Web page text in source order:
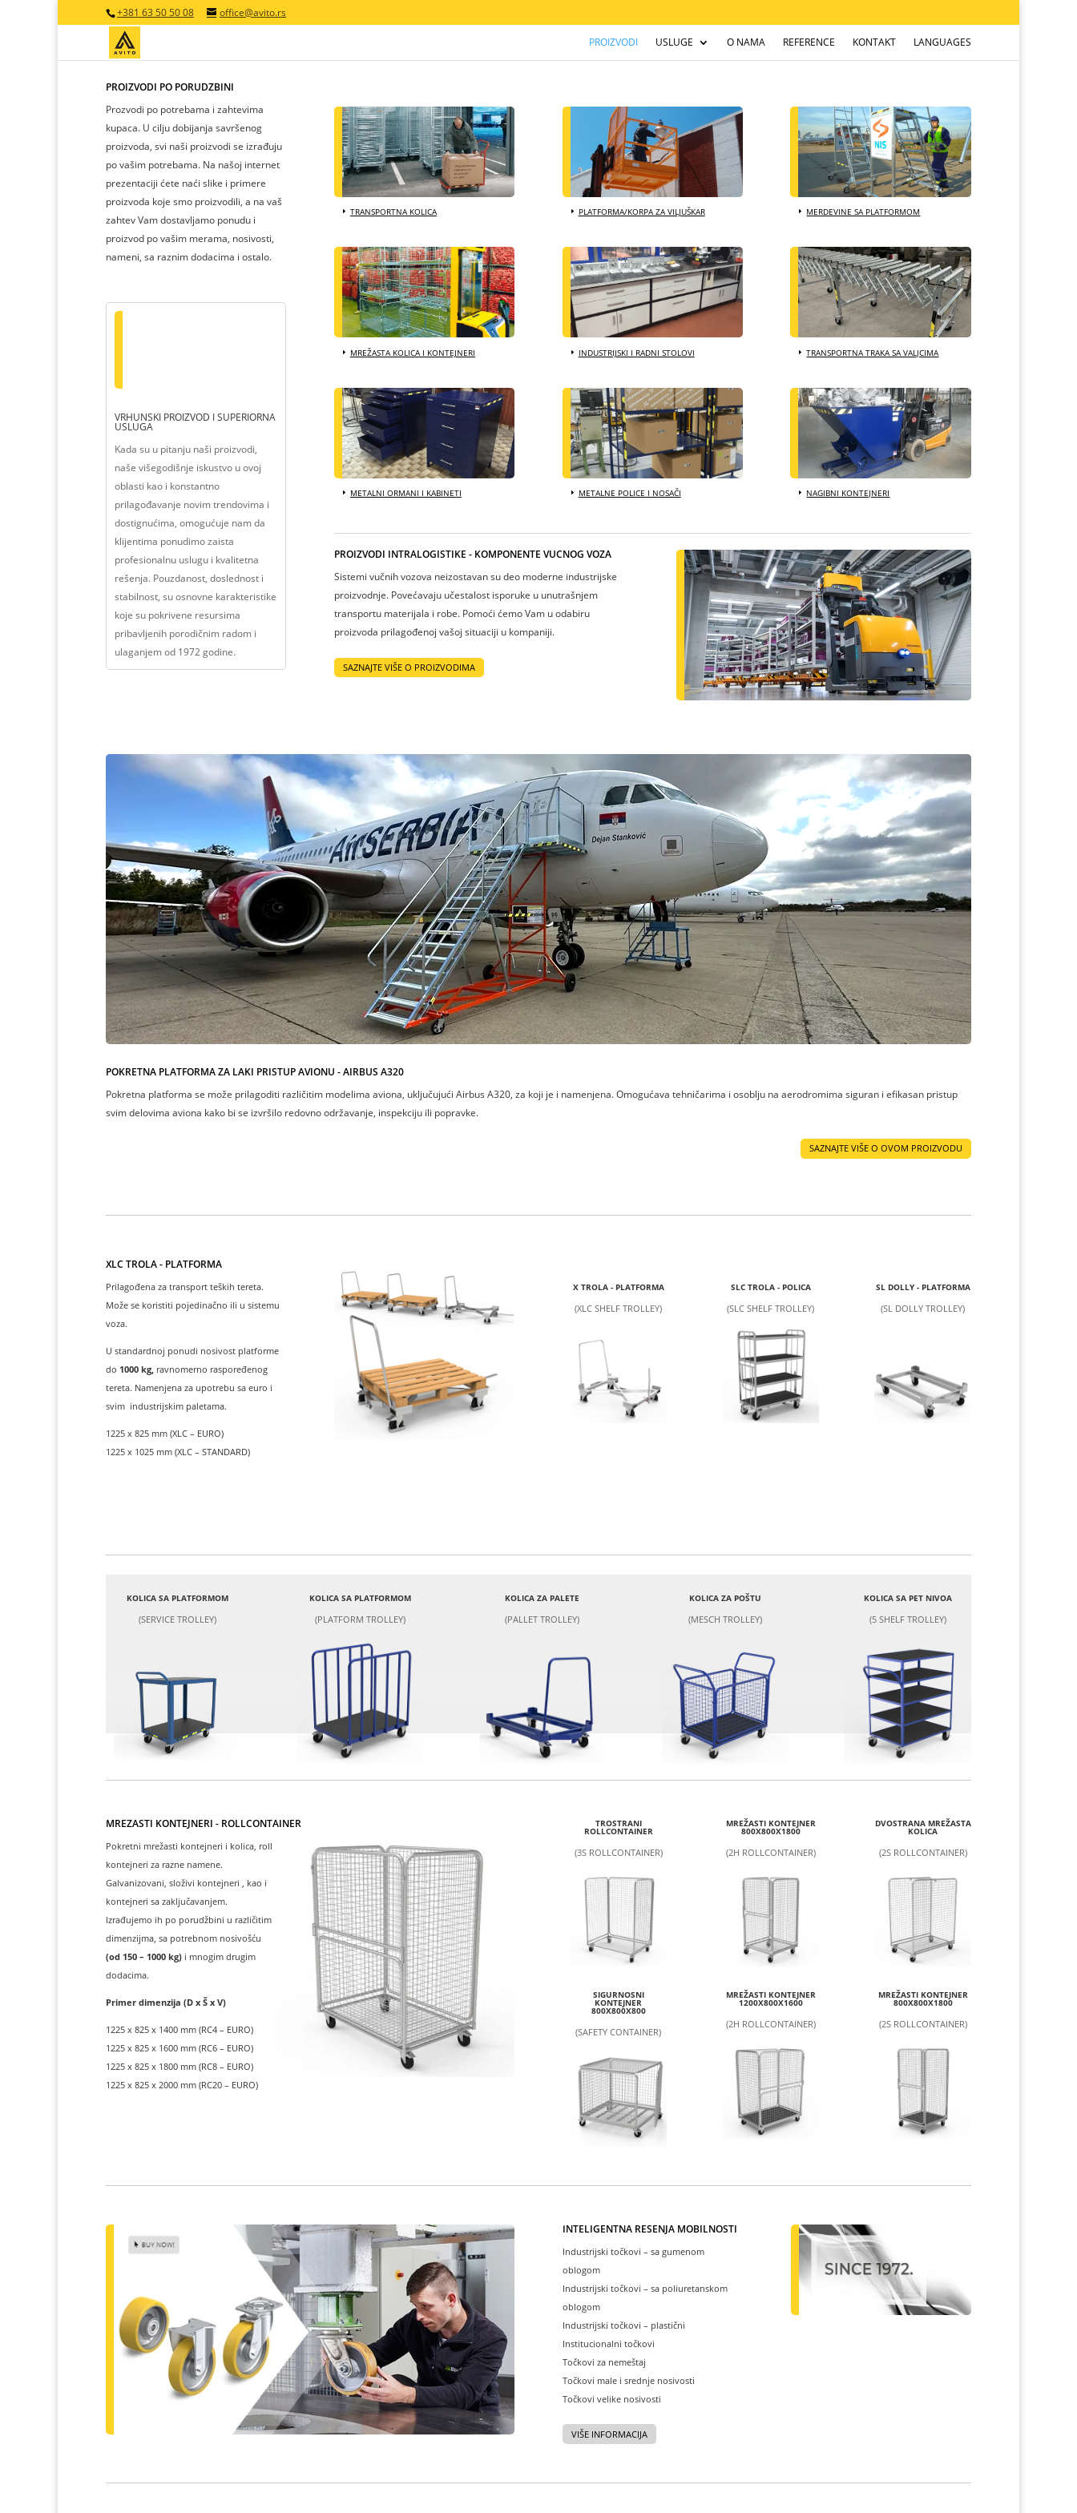
+381 63 50 50 08 office@avito.rs
PROIZVODI USLUGE O NAMA REFERENCE KONTAKT LANGUAGES
PROIZVODI PO PORUDŽBINI
Prozvodi po potrebama i zahtevima
kupaca. U cilju dobijanja savršenog
proizvoda, svi naši proizvodi se izrađuju
po vašim potrebama. Na našoj internet
prezentaciji ćete naći slike i primere
proizvoda koje smo proizvodili, a na vaš
zahtev Vam dostavljamo ponudu i
proizvod po vašim merama, nosivosti,
nameni, sa raznim dodacima i ostalo.
VRHUNSKI PROIZVOD I SUPERIORNA
USLUGA
Kada su u pitanju naši proizvodi,
naše višegodišnje iskustvo u ovoj
oblasti kao i konstantno
prilagođavanje novim trendovima i
dostignućima, omogućuje nam da
klijentima ponudimo zaista
profesionalnu uslugu i kvalitetna
rešenja. Pouzdanost, doslednost i
stabilnost, su osnovne karakteristike
koje su pokrivene resursima
pribavljenih porodičnim radom i
ulaganjem od 1972 godine.
TRANSPORTNA KOLICA
MREŽASTA KOLICA I KONTEJNERI
PLATFORMA/KORPA ZA VILJUŠKAR
INDUSTRIJSKI I RADNI STOLOVI
MERDEVINE SA PLATFORMOM
TRANSPORTNA TRAKA SA VALJCIMA
METALNI ORMANI I KABINETI METALNE POLICE I NOSAČI NAGIBNI KONTEJNERI
PROIZVODI INTRALOGISTIKE - KOMPONENTE VUČNOG VOZA
Sistemi vučnih vozova neizostavan su deo moderne industrijske
proizvodnje. Povećavaju učestalost isporuke u unutrašnjem
transportu materijala i robe. Pomoći ćemo Vam u odabiru
proizvoda prilagođenoj vašoj situaciji u kompaniji.
SAZNAJTE VIŠE O PROIZVODIMA
POKRETNA PLATFORMA ZA LAKI PRISTUP AVIONU - AIRBUS A320
Pokretna platforma se može prilagoditi različitim modelima aviona, uključujući Airbus A320, za koji je i namenjena. Omogućava tehničarima i osoblju na aerodromima siguran i efikasan pristup
svim delovima aviona kako bi se izvršilo redovno održavanje, inspekciju ili popravke.
SAZNAJTE VIŠE O OVOM PROIZVODU
XLC TROLA - PLATFORMA
Prilagođena za transport teških tereta.
Može se koristiti pojedinačno ili u sistemu
voza.
U standardnoj ponudi nosivost platforme
do 1000 kg, ravnomerno raspoređenog
tereta. Namenjena za upotrebu sa euro i
svim industrijskim paletama.
1225 x 825 mm (XLC – EURO)
1225 x 1025 mm (XLC – STANDARD)
X TROLA - PLATFORMA
(XLC SHELF TROLLEY)
SLC TROLA - POLICA
(SLC SHELF TROLLEY)
SL DOLLY - PLATFORMA
(SL DOLLY TROLLEY)
KOLICA SA PLATFORMOM
(SERVICE TROLLEY)
KOLICA SA PLATFORMOM
(PLATFORM TROLLEY)
KOLICA ZA PALETE
(PALLET TROLLEY)
KOLICA ZA POŠTU
(MESCH TROLLEY)
KOLICA SA PET NIVOA
(5 SHELF TROLLEY)
MREŽASTI KONTEJNERI - ROLLCONTAINER
Pokretni mrežasti kontejneri i kolica, roll
kontejneri za razne namene.
Galvanizovani, složivi kontejneri , kao i
kontejneri sa zaključavanjem.
Izrađujemo ih po porudžbini u različitim
dimenzijma, sa potrebnom nosivošću
(od 150 – 1000 kg) i mnogim drugim
dodacima.
Primer dimenzija (D x Š x V)
1225 x 825 x 1400 mm (RC4 – EURO)
1225 x 825 x 1600 mm (RC6 – EURO)
1225 x 825 x 1800 mm (RC8 – EURO)
1225 x 825 x 2000 mm (RC20 – EURO)
TROSTRANI
ROLLCONTAINER
(3S ROLLCONTAINER)
SIGURNOSNI
KONTEJNER
800X800X800
(SAFETY CONTAINER)
MREŽASTI KONTEJNER
800X800X1800
(2H ROLLCONTAINER)
MREŽASTI KONTEJNER
1200X800X1600
(2H ROLLCONTAINER)
DVOSTRANA MREŽASTA
KOLICA
(2S ROLLCONTAINER)
MREŽASTI KONTEJNER
800X800X1800
(2S ROLLCONTAINER)
INTELIGENTNA REŠENJA MOBILNOSTI
Industrijski točkovi – sa gumenom
oblogom
Industrijski točkovi – sa poliuretanskom
oblogom
Industrijski točkovi – plastični
Institucionalni točkovi
Točkovi za nemeštaj
Točkovi male i srednje nosivosti
Točkovi velike nosivosti
VIŠE INFORMACIJA